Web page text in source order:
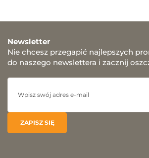
Newsletter
Nie chcesz przegapić najlepszych
do naszego newslettera i zacznij